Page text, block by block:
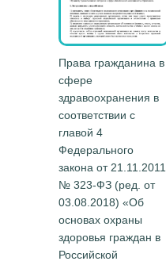
Права гражданина в
сфере
здравоохранения в
соответствии с
главой 4
Федерального
закона от 21.11.2011
№ 323-ФЗ (ред. от
03.08.2018) «Об
основах охраны
здоровья граждан в
Российской